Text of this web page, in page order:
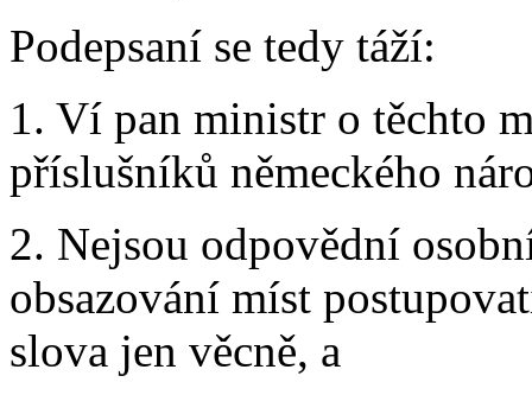
Podepsaní se tedy táží:
1. Ví pan ministr o těchto
příslušníků německého
2. Nejsou odpovědní
obsazování míst
slova jen věcně, a